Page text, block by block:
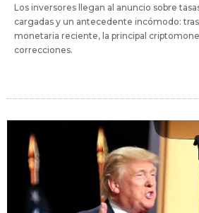
Los inversores llegan al anuncio sobre
cargadas y un antecedente incómodo:
monetaria reciente, la principal
correcciones.